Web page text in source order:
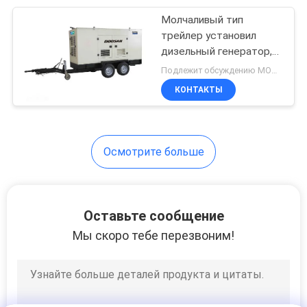
Набор генератора
Ловол дизельный
ФГ УИЛСОНА
Молчаливый тип
трейлер установил
дизельный генератор,
генератор АК
20КВ/25КВА
трехфазный дизельный
КОНТАКТЫ
Осмотрите больше
Оставьте сообщение
Мы скоро тебе перезвоним!